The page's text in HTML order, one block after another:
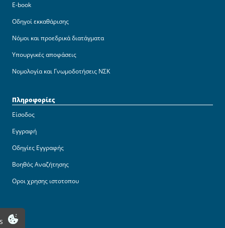
E-book
Οδηγοί εκκαθάρισης
Νόμοι και προεδρικά διατάγματα
Υπουργικές αποφάσεις
Νομολογία και Γνωμοδοτήσεις ΝΣΚ
Πληροφορίες
Είσοδος
Εγγραφή
Οδηγίες Εγγραφής
Βοηθός Αναζήτησης
Οροι χρησης ιστοτοπου